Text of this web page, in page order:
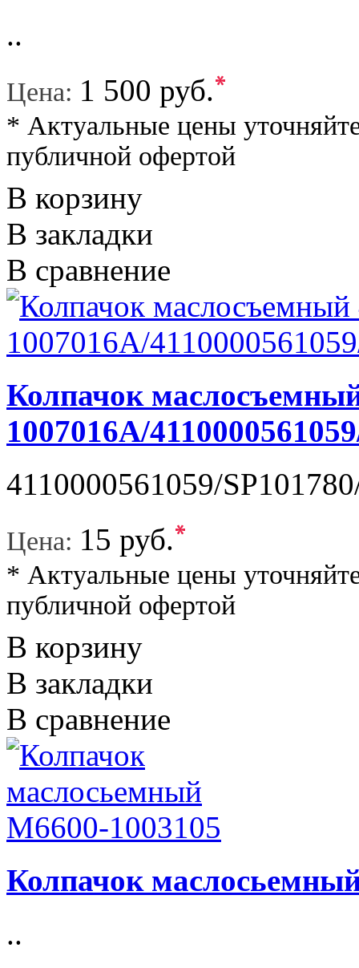
..
Цена: 1 500 руб.*
* Актуальные цены
публичной офертой
В корзину
В закладки
В сравнение
Колпачок
1007016A/
4110000561059/
Цена: 15 руб.*
* Актуальные цены
публичной офертой
В корзину
В закладки
В сравнение
Колпачок
..